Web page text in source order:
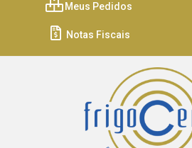
Meus Pedidos
Notas Fiscais